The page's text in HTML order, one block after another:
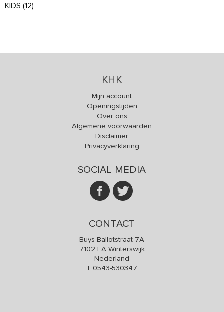
KIDS (12)
KHK
Mijn account
Openingstijden
Over ons
Algemene voorwaarden
Disclaimer
Privacyverklaring
SOCIAL MEDIA
CONTACT
Buys Ballotstraat 7A
7102 EA Winterswijk
Nederland
T 0543-530347